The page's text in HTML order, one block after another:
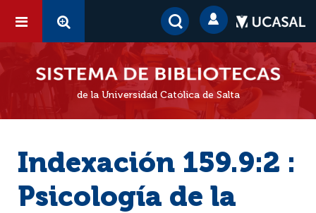
de la Universidad Católica de Salta
Indexación 159.9:2 :
Psicología de la